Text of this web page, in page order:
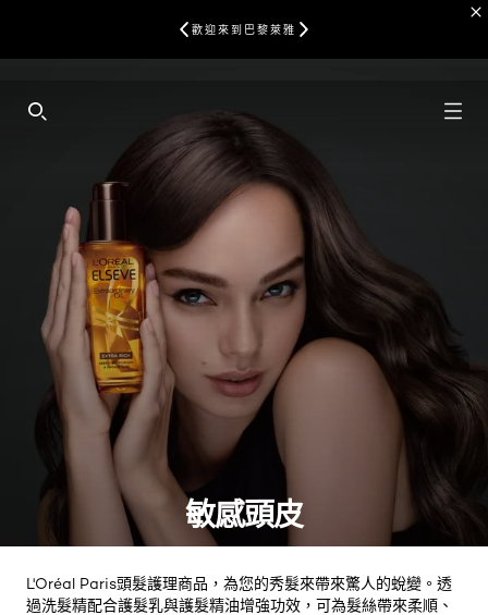
歡迎來到巴黎萊雅
SEARCH THIS SITE
敏感頭皮
L'Oréal Paris頭髮護理商品，為您的秀髮來帶來驚人的蛻變。透
過洗髮精配合護髮乳與護髮精油增強功效，可為髮絲帶來柔順、